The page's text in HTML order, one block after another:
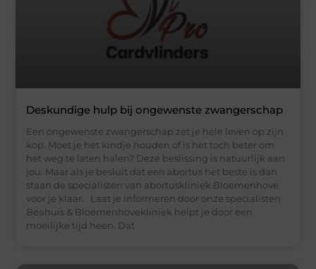
Deskundige hulp bij ongewenste zwangerschap
Een ongewenste zwangerschap zet je hele leven op zijn
kop. Moet je het kindje houden of is het toch beter om
het weg te laten halen? Deze beslissing is natuurlijk aan
jou. Maar als je besluit dat een abortus het beste is dan
staan de specialisten van abortuskliniek Bloemenhove
voor je klaar. Laat je informeren door onze specialisten
Beahuis & Bloemenhovekliniek helpt je door een
moeilijke tijd heen. Dat